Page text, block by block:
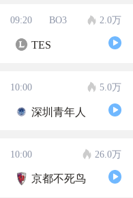
09:20 BO3 2.0万
TES
10:00 5.0万
深圳青年人
10:00 26.0万
京都不死鸟